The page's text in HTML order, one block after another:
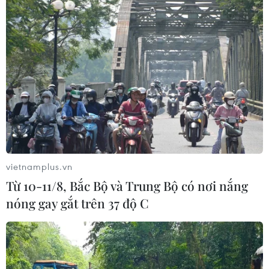
Giao tranh tại Sudan leo thang, hàng
chục dân thường thương vong
31/07/2026 11:24
WTO: Cơ hội lớn để châu Phi tham
gia sâu hơn vào chuỗi giá trị toàn cầu
Tổng thống Mỹ: Sự cố cháy tàu ở Ai
Cập có liên quan đến xung đột tại
Trung Đông
30/07/2026 07:38
vietnamplus.vn
Từ 10-11/8, Bắc Bộ và Trung Bộ có nơi nắng
nóng gay gắt trên 37 độ C